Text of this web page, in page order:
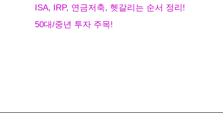
ISA, IRP, 연금저축, 헷갈리는 순서 정리!
50대/중년 투자 주목!